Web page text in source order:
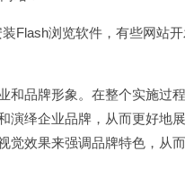
浏览软件，有些网站开
和品牌形象。在整个实施过
演绎企业品牌，从而更好地
觉效果来强调品牌特色，从